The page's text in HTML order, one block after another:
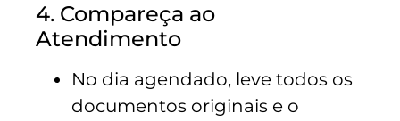
4. Compareça ao
Atendimento
No dia agendado, leve todos os
documentos originais e o